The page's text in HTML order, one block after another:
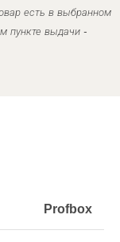
есть в выбранном
пункте выдачи -
Profbox